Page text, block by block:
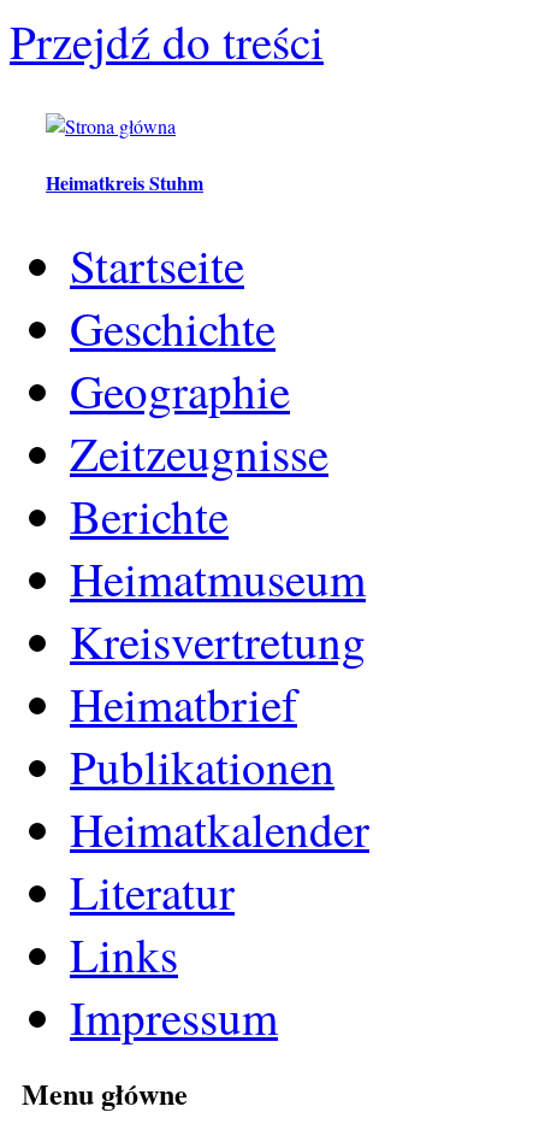
Przejdź do treści
Heimatkreis Stuhm
Startseite
Geschichte
Geographie
Zeitzeugnisse
Berichte
Heimatmuseum
Kreisvertretung
Heimatbrief
Publikationen
Heimatkalender
Literatur
Links
Impressum
Menu główne